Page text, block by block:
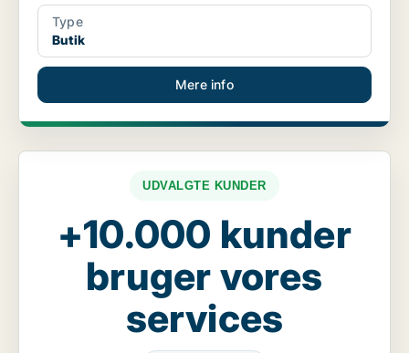
Type
Butik
Mere info
UDVALGTE KUNDER
+10.000 kunder
bruger vores
services